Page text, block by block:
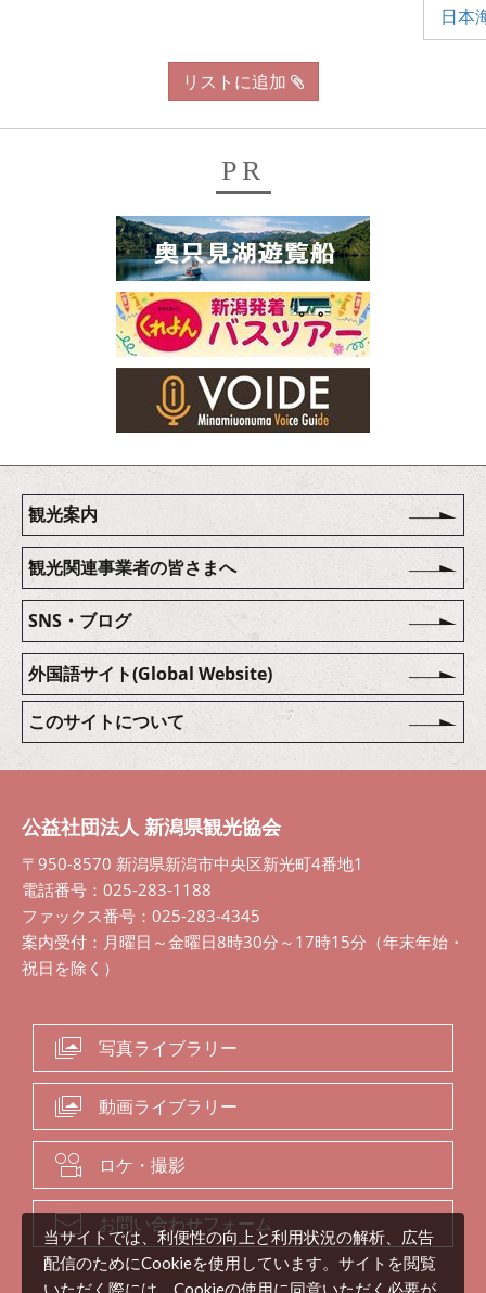
日本
リストに追加
PR
観光案内
観光関連事業者の皆さまへ
SNS・ブログ
外国語サイト(Global Website)
このサイトについて
公益社団法人 新潟県観光協会
〒950-8570 新潟県新潟市中央区新光町4番地1
電話番号：025-283-1188
ファックス番号：025-283-4345
案内受付：月曜日～金曜日8時30分～17時15分（年末年始・
祝日を除く）
写真ライブラリー
動画ライブラリー
ロケ・撮影
お問い合わせフォーム
当サイトでは、利便性の向上と利用状況の解析、広告
配信のためにCookieを使用しています。サイトを閲覧
いただく際には、Cookieの使用に同意いただく必要が